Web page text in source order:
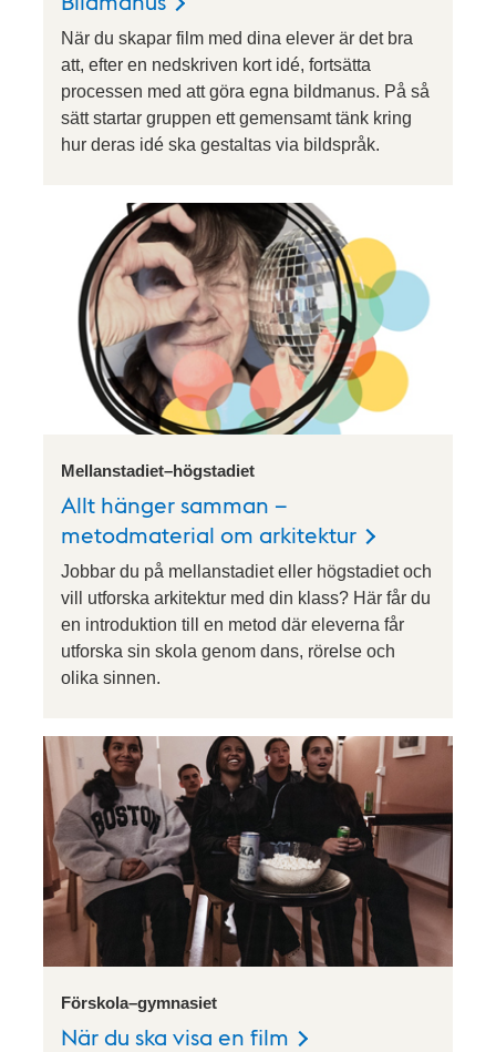
När du skapar film med dina elever är det bra
att, efter en nedskriven kort idé, fortsätta
processen med att göra egna bildmanus. På så
sätt startar gruppen ett gemensamt tänk kring
hur deras idé ska gestaltas via bildspråk.
Mellanstadiet–högstadiet
Allt hänger samman –
metodmaterial om arkitektur
Jobbar du på mellanstadiet eller högstadiet och
vill utforska arkitektur med din klass? Här får du
en introduktion till en metod där eleverna får
utforska sin skola genom dans, rörelse och
olika sinnen.
Förskola–gymnasiet
När du ska visa en film